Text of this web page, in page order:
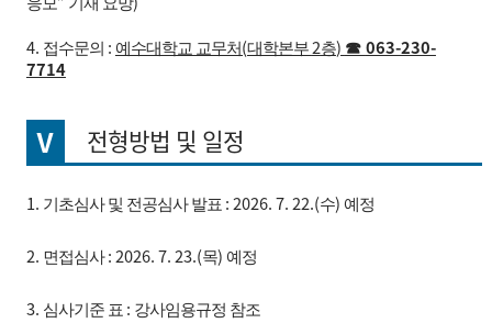
4. 접수문의 : 예수대학교 교무처(대학본부2층) ☎ 063-230-
7714
Ⅴ 전형방법 및 일정
1. 기초심사 및 전공심사 발표 : 2026. 7. 22.(수) 예정
2. 면접심사: 2026. 7. 23.(목) 예정
3. 심사기준 표 : 강사임용규정 참조